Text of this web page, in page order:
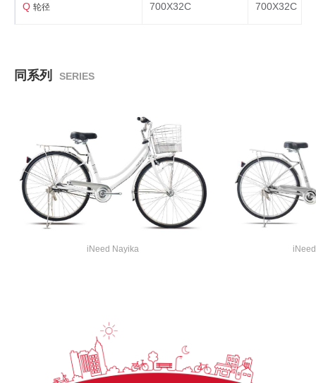
Q 轮径 700X32C 700X32C
同系列 SERIES
iNeed Nayika